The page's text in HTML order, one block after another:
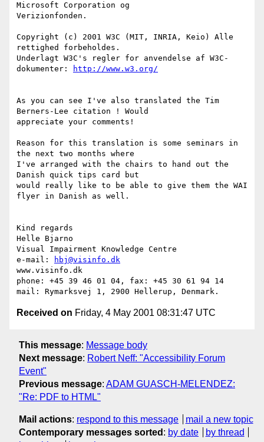
Microsoft Corporation og
Verizionfonden.
Copyright (c) 2001 W3C (MIT, INRIA, Keio) Alle
rettighed forbeholdes.
Underlagt W3C's regler for anvendelse af W3C-
dokumenter:
http://www.w3.org/
As you can see I've also translated the Tim
Berners-Lee citation ! Would
appreciate your comments!
Reason for this translation is some seminars in
the next two months where
I've arranged with the chairs to hand out the
Danish quick tips card but
would really like to be able to give them the WAI
flyer in Danish as well.
Kind regards
Helle Bjarno
Visual Impairment Knowledge Centre
e-mail:
hbj@visinfo.dk
www.visinfo.dk
phone: +45 39 46 01 04, fax: +45 30 61 94 14
Received on Friday, 4 May 2001 08:31:47 UTC
This message: Message body
Next message: Robert Neff: "Accessibility Forum
Event"
Previous message: ADAM GUASCH-MELENDEZ:
"Re: PDF to HTML"
Mail actions: respond to this message
mail a new topic
Contemporary messages sorted : by date
by thread